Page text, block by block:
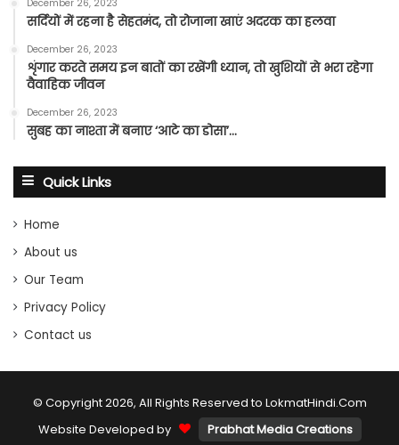
December 26, 2023
सर्दियों में रहना है सेहतमंद, तो रोजाना खाएं अदरक का हलवा
December 26, 2023
शृंगार करते समय इन बातों का रखेंगी ध्यान, तो खुशियों से भरा रहेगा
वैवाहिक जीवन
December 26, 2023
सुबह का नाश्ता में बनाए ‘आटे का डोसा’…
Quick Links
Home
About us
Our Team
Privacy Policy
Contact us
© Copyright 2026, All Rights Reserved to LokmatHindi.Com
Website Developed by
Prabhat Media Creations